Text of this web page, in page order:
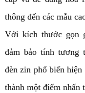
thông đến các mẫu
Với kích thước gọn
đảm bảo tính tương
đèn zin phổ biến
thành một điểm nhấn